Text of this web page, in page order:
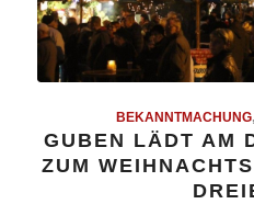
BEKANNTMACHUNG,
GUBEN LÄDT AM
ZUM